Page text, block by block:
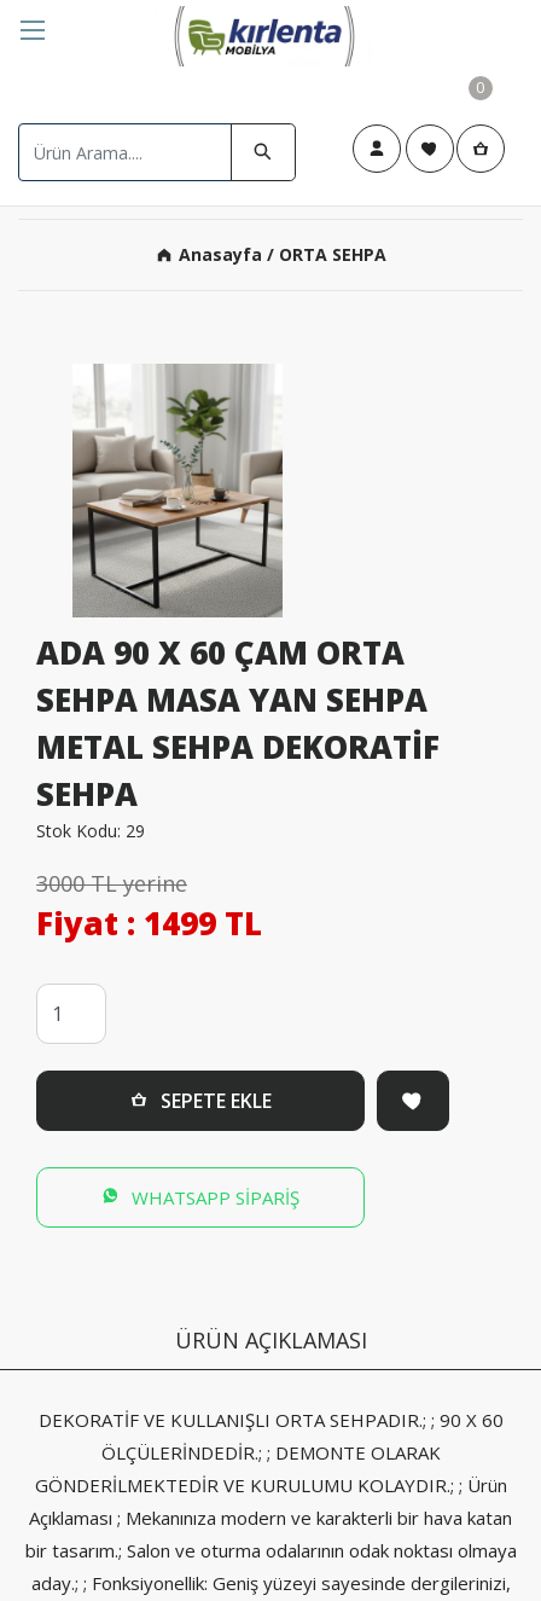
0
Anasayfa / ORTA SEHPA
ADA 90 X 60 ÇAM ORTA
SEHPA MASA YAN SEHPA
METAL SEHPA DEKORATİF
SEHPA
Stok Kodu: 29
3000 TL yerine
Fiyat : 1499 TL
SEPETE EKLE
WHATSAPP SİPARİŞ
ÜRÜN AÇIKLAMASI
DEKORATİF VE KULLANIŞLI ORTA SEHPADIR.; ; 90 X 60
ÖLÇÜLERİNDEDİR.; ; DEMONTE OLARAK
GÖNDERİLMEKTEDİR VE KURULUMU KOLAYDIR.; ; Ürün
Açıklaması ; Mekanınıza modern ve karakterli bir hava katan
bir tasarım.; Salon ve oturma odalarının odak noktası olmaya
aday.; ; Fonksiyonellik: Geniş yüzeyi sayesinde dergilerinizi,